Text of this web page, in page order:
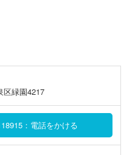
区緑園4217
：電話をかける